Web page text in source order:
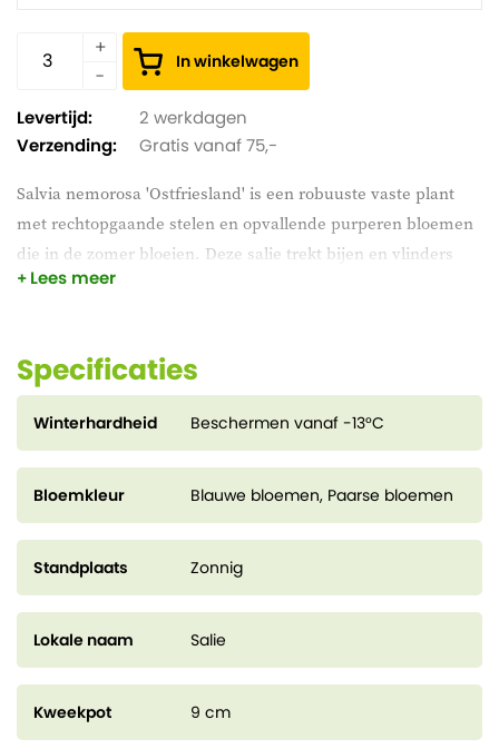
Salvia nemorosa 'Ostfriesland' is een robuuste vaste plant
met rechtopgaande stelen en opvallende purperen bloemen
die in de zomer bloeien. Deze salie trekt bijen en vlinders
aan en is uitstekend geschikt voor borders of perken. Hij
Lees meer
In winkelwagen
Levertijd:
2 werkdagen
Verzending:
Gratis vanaf 75,-
Specificaties
Winterhardheid Beschermen vanaf -13°C
Bloemkleur Blauwe bloemen, Paarse bloemen
Standplaats Zonnig
Lokale naam Salie
Kweekpot 9 cm